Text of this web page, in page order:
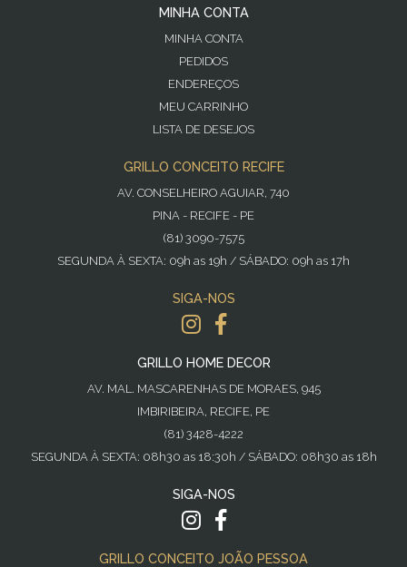
MINHA CONTA
MINHA CONTA
PEDIDOS
ENDEREÇOS
MEU CARRINHO
LISTA DE DESEJOS
GRILLO CONCEITO RECIFE
AV. CONSELHEIRO AGUIAR, 740
PINA - RECIFE - PE
(81) 3090-7575
SEGUNDA À SEXTA: 09h as 19h / SÁBADO: 09h as 17h
SIGA-NOS
GRILLO HOME DECOR
AV. MAL. MASCARENHAS DE MORAES, 945
IMBIRIBEIRA, RECIFE, PE
(81) 3428-4222
SEGUNDA À SEXTA: 08h30 as 18:30h / SÁBADO: 08h30 as 18h
SIGA-NOS
GRILLO CONCEITO JOÃO PESSOA